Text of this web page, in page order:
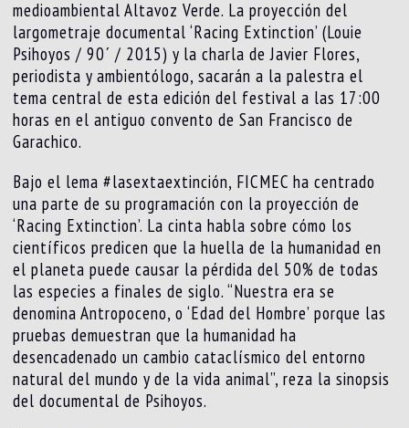
medioambiental Altavoz Verde. La proyección del
largometraje documental ‘Racing Extinction’ (Louie
Psihoyos / 90´ / 2015) y la charla de Javier Flores,
periodista y ambientólogo, sacarán a la palestra el
tema central de esta edición del festival a las 17:00
horas en el antiguo convento de San Francisco de
Garachico.
Bajo el lema #lasextaextinción, FICMEC ha centrado
una parte de su programación con la proyección de
‘Racing Extinction’. La cinta habla sobre cómo los
científicos predicen que la huella de la humanidad en
el planeta puede causar la pérdida del 50% de todas
las especies a finales de siglo. “Nuestra era se
denomina Antropoceno, o ‘Edad del Hombre’ porque las
pruebas demuestran que la humanidad ha
desencadenado un cambio cataclísmico del entorno
natural del mundo y de la vida animal”, reza la sinopsis
del documental de Psihoyos.